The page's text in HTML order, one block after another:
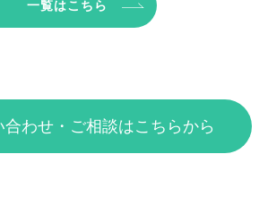
一覧はこちら
合わせ・ご相談はこちらから